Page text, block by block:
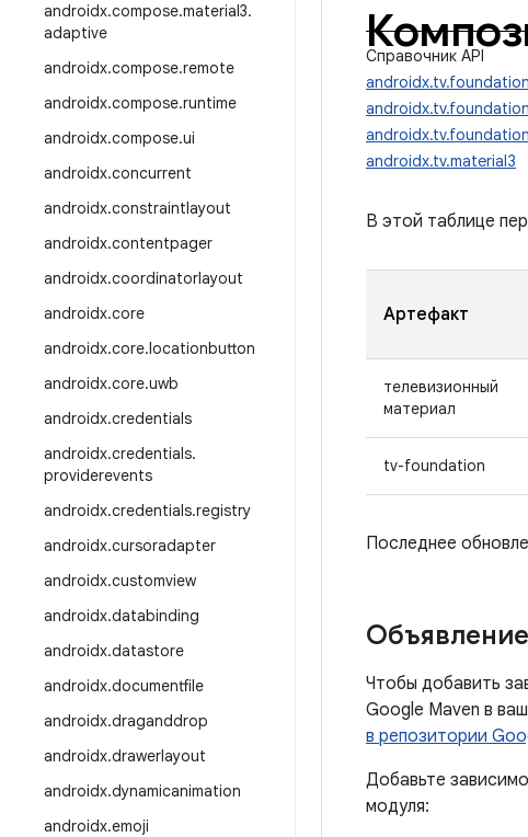
androidx.compose.material3.
adaptive
androidx.compose.remote
androidx.compose.runtime
androidx.compose.ui
androidx.concurrent
androidx.constraintlayout
androidx.contentpager
androidx.coordinatorlayout
androidx.core
androidx.core.locationbutton
androidx.core.uwb
androidx.credentials
androidx.credentials.
providerevents
androidx.credentials.registry
androidx.cursoradapter
androidx.customview
androidx.databinding
androidx.datastore
androidx.documentfile
androidx.draganddrop
androidx.drawerlayout
androidx.dynamicanimation
androidx.emoji
Справочник API
androidx.tv.foundation
androidx.tv.material3
В этой таблице
Артефакт
телевизионный
материал
tv-foundation
Последнее
Чтобы добавить
Google Maven в
в репозитории
Добавьте
модуля: